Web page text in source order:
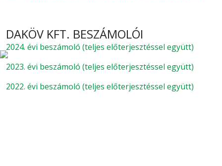
DAKÖV KFT. BESZÁMOLÓI
2024. évi beszámoló (teljes előterjesztéssel együtt)
2023. évi beszámoló (teljes előterjesztéssel együtt)
2022. évi beszámoló (teljes előterjesztéssel együtt)